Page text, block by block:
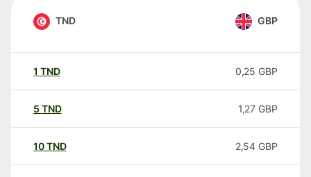
TND GBP
1 TND 0,25 GBP
5 TND 1,27 GBP
10TND 2,54 GBP